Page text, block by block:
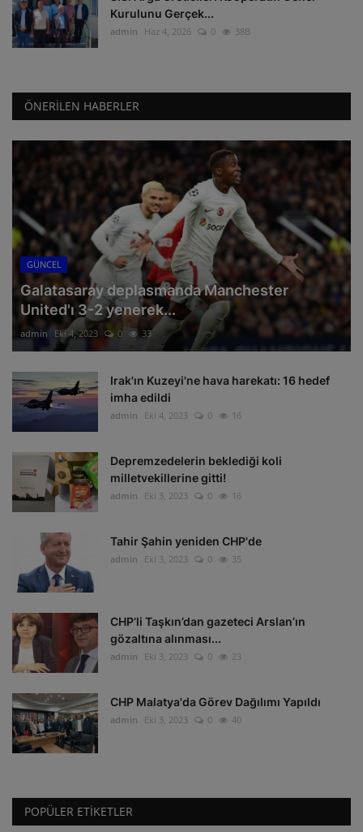
Kurulunu Gerçek...
admin Haz 4, 2026 0 38B
ÖNERILEN HABERLER
GÜNCEL
Galatasaray deplasmanda Manchester
United'ı 3-2 yenerek...
admin Eki 4, 2023 0 33
Irak'ın Kuzeyi'ne hava harekatı: 16 hedef
imha edildi
admin Eki 4, 2023 0 16
Depremzedelerin beklediği koli
milletvekillerine gitti!
admin Eki 3, 2023 0 16
Tahir Şahin yeniden CHP'de
admin Eki 3, 2023 0 35
CHP’li Taşkın’dan gazeteci Arslan’ın
gözaltına alınması...
admin Eki 3, 2023 0 23
CHP Malatya'da Görev Dağılımı Yapıldı
admin Eki 3, 2023 0 40
POPÜLER ETIKETLER